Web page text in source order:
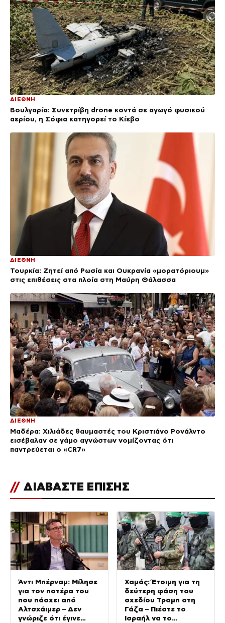
ΔΙΕΘΝΗ
Βουλγαρία: Συνετρίβη drone κοντά σε αγωγό φυσικού
αερίου, η Σόφια κατηγορεί το Κίεβο
ΔΙΕΘΝΗ
Τουρκία: Ζητεί από Ρωσία και Ουκρανία «μορατόριουμ»
στις επιθέσεις στα πλοία στη Μαύρη Θάλασσα
ΔΙΕΘΝΗ
Μαδέρα: Χιλιάδες θαυμαστές του Κριστιάνο Ρονάλντο
εισέβαλαν σε γάμο αγνώστων νομίζοντας ότι
παντρεύεται ο «CR7»
// ΔΙΑΒΑΣΤΕ ΕΠΙΣΗΣ
Άντι Μπέρναμ: Μίλησε
για τον πατέρα του
που πάσχει από
Αλτσχάιμερ – Δεν
γνώριζε ότι έγινε
Χαμάς: Έτοιμη για τη
δεύτερη φάση του
σχεδίου Τραμπ στη
Γάζα – Πιέστε το
Ισραήλ να το